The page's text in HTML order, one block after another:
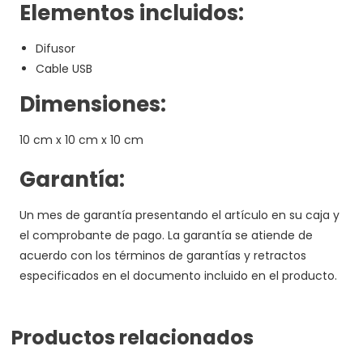
Elementos incluidos:
Difusor
Cable USB
Dimensiones:
10 cm x 10 cm x 10 cm
Garantía:
Un mes de garantía presentando el artículo en su caja y
el comprobante de pago. La garantía se atiende de
acuerdo con los términos de garantías y retractos
especificados en el documento incluido en el producto.
Productos relacionados